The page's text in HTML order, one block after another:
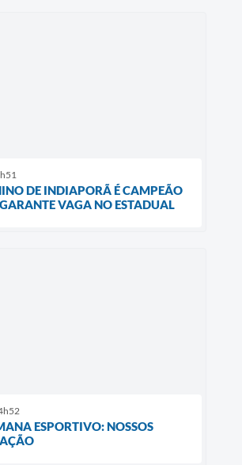
DE INDIAPORÃ É CAMPEÃO
VAGA NO ESTADUAL
ESPORTIVO: NOSSOS